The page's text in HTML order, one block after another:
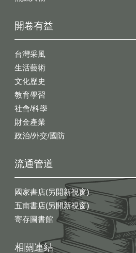
開卷有益
台灣采風
生活藝術
文化歷史
教育學習
社會/科學
財金產業
政治/外交/國防
流通管道
國家書店(另開新視窗)
五南書店(另開新視窗)
寄存圖書館
相關連結